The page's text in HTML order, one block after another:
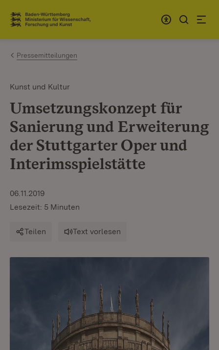
Zum Inhalt springen
Link zur Startseite
Pressemitteilungen
Kunst und Kultur
Umsetzungskonzept für
Sanierung und Erweiterung
der Stuttgarter Oper und
Interimsspielstätte
06.11.2019
Lesezeit: 5 Minuten
Teilen Text vorlesen